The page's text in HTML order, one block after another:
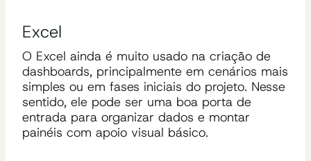
Excel
O Excel ainda é muito usado na criação de
dashboards, principalmente em cenários mais
simples ou em fases iniciais do projeto. Nesse
sentido, ele pode ser uma boa porta de
entrada para organizar dados e montar
painéis com apoio visual básico.